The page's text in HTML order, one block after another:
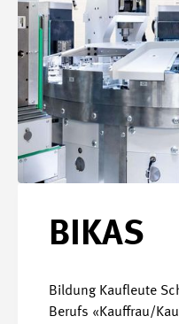
BIKAS
Bildung Kaufleute
Berufs «Kauffrau/